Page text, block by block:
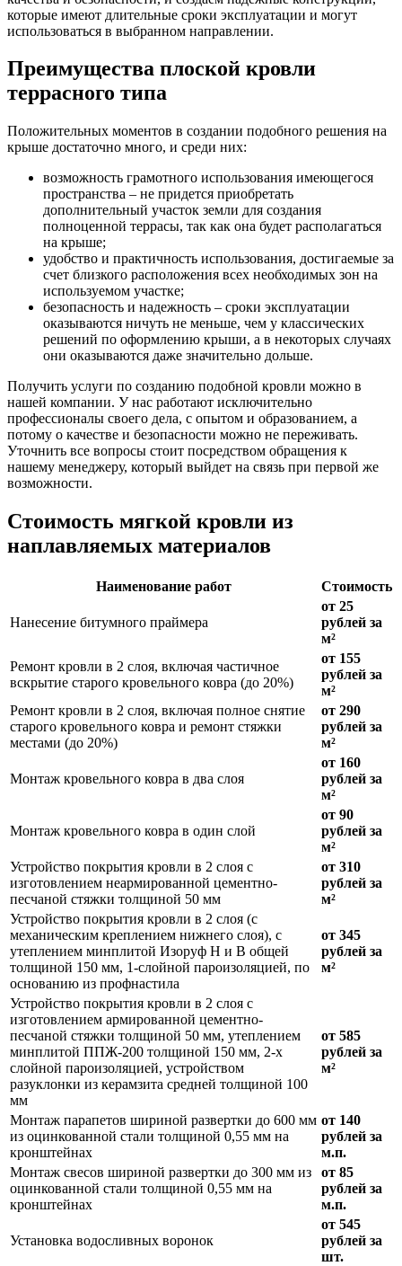
которые имеют длительные сроки эксплуатации и могут
использоваться в выбранном направлении.
Преимущества плоской кровли
террасного типа
Положительных моментов в создании подобного решения на
крыше достаточно много, и среди них:
возможность грамотного использования имеющегося
пространства – не придется приобретать
дополнительный участок земли для создания
полноценной террасы, так как она будет располагаться
на крыше;
удобство и практичность использования, достигаемые за
счет близкого расположения всех необходимых зон на
используемом участке;
безопасность и надежность – сроки эксплуатации
оказываются ничуть не меньше, чем у классических
решений по оформлению крыши, а в некоторых случаях
они оказываются даже значительно дольше.
Получить услуги по созданию подобной кровли можно в
нашей компании. У нас работают исключительно
профессионалы своего дела, с опытом и образованием, а
потому о качестве и безопасности можно не переживать.
Уточнить все вопросы стоит посредством обращения к
нашему менеджеру, который выйдет на связь при первой же
возможности.
Стоимость мягкой кровли из
наплавляемых материалов
Наименование работ Стоимость
Нанесение битумного праймера
от 25
рублей за
м²
Ремонт кровли в 2 слоя, включая частичное
вскрытие старого кровельного ковра (до 20%)
от 155
рублей за
м²
Ремонт кровли в 2 слоя, включая полное снятие
старого кровельного ковра и ремонт стяжки
местами (до 20%)
от 290
рублей за
м²
Монтаж кровельного ковра в два слоя
от 160
рублей за
м²
Монтаж кровельного ковра в один слой
от 90
рублей за
м²
Устройство покрытия кровли в 2 слоя с
изготовлением неармированной цементно-
песчаной стяжки толщиной 50 мм
от 310
рублей за
м²
Устройство покрытия кровли в 2 слоя (с
механическим креплением нижнего слоя), с
утеплением минплитой Изоруф Н и В общей
толщиной 150 мм, 1-слойной пароизоляцией, по
основанию из профнастила
от 345
рублей за
м²
Устройство покрытия кровли в 2 слоя с
изготовлением армированной цементно-
песчаной стяжки толщиной 50 мм, утеплением
минплитой ППЖ-200 толщиной 150 мм, 2-х
слойной пароизоляцией, устройством
разуклонки из керамзита средней толщиной 100
мм
от 585
рублей за
м²
Монтаж парапетов шириной развертки до 600 мм
из оцинкованной стали толщиной 0,55 мм на
кронштейнах
от 140
рублей за
м.п.
Монтаж свесов шириной развертки до 300 мм из
оцинкованной стали толщиной 0,55 мм на
кронштейнах
от 85
рублей за
м.п.
Установка водосливных воронок
от 545
рублей за
шт.